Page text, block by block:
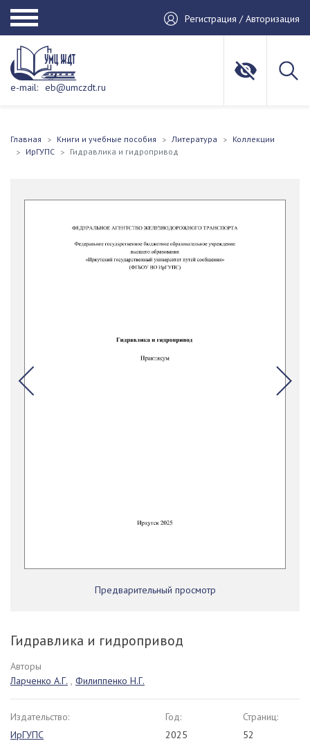
Регистрация / Авторизация
e-mail: eb@umczdt.ru
Главная Книги и учебные пособия Литература
Коллекции
ИрГУПС
Гидравлика и гидропривод
Предварительный просмотр
Гидравлика и гидропривод
Авторы
Ларченко А.Г. , Филиппенко Н.Г.
Издательство:
ИрГУПС
Год:
2025
Страниц:
52